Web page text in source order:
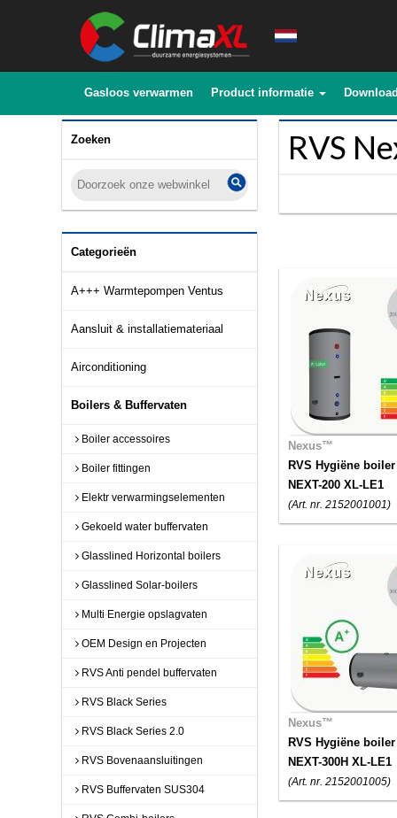
Gasloos verwarmen Product informatie
Zoeken
Categorieën
A+++ Warmtepompen Ventus
Aansluit & installatiemateriaal
Airconditioning
Boilers & Buffervaten
Boiler accessoires
Boiler fittingen
Elektr verwarmingselementen
Gekoeld water buffervaten
Glasslined Horizontal boilers
Glasslined Solar-boilers
Multi Energie opslagvaten
OEM Design en Projecten
RVS Anti pendel buffervaten
RVS Black Series
RVS Black Series 2.0
RVS Bovenaansluitingen
RVS Buffervaten SUS304
RVS
Nexus™
RVS Hygiëne boiler
NEXT-200 XL-LE1
(Art. nr. 2152001001)
Nexus™
RVS Hygiëne boiler
NEXT-300H XL-LE1
(Art. nr. 2152001005)